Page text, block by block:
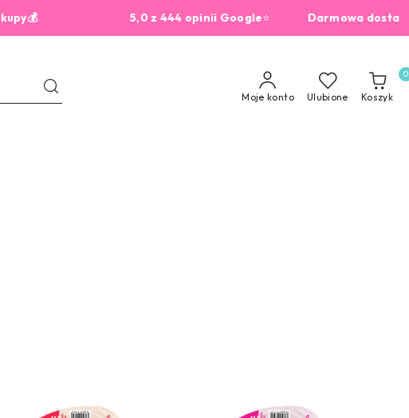
5,0 z 444 opinii Google⭐Darmowa dostawa od
Moje konto Ulubione Koszyk
0